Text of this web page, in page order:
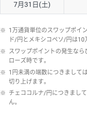
7月31日(土)
※ 1万通貨単位のスワップポイ
ド/円とメキシコペソ/円は10
※ スワップポイントの発生な
ローズ時です。
※ 1円未満の端数につきまして
切り上げます。
※ チェココルナ/円につきまし
ん。